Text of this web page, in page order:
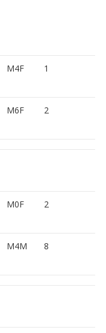
M4F 1
M6F 2
M0F 2
M4M 8